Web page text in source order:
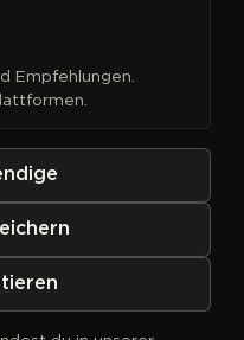
Empfehlungen.